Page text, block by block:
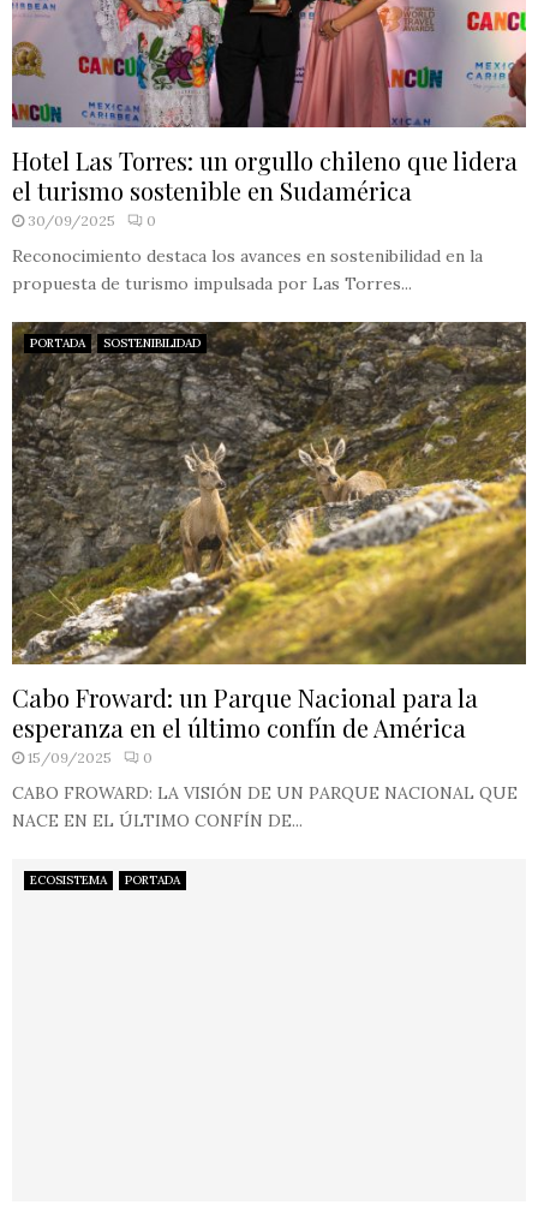
Hotel Las Torres: un orgullo chileno que lidera
el turismo sostenible en Sudamérica
30/09/2025 0
Reconocimiento destaca los avances en sostenibilidad en la
propuesta de turismo impulsada por Las Torres...
PORTADA SOSTENIBILIDAD
Cabo Froward: un Parque Nacional para la
esperanza en el último confín de América
15/09/2025 0
CABO FROWARD: LA VISIÓN DE UN PARQUE NACIONAL QUE
NACE EN EL ÚLTIMO CONFÍN DE...
ECOSISTEMA PORTADA